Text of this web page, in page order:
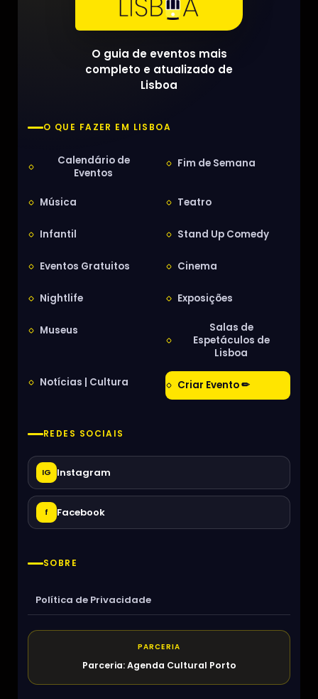
O guia de eventos mais
completo e atualizado de
Lisboa
O QUE FAZER EM LISBOA
Calendário de
Eventos
Fim de Semana
Música Teatro
Infantil Stand Up Comedy
Eventos Gratuitos Cinema
Nightlife Exposições
Museus
Salas de
Espetáculos de
Lisboa
Notícias | Cultura Criar Evento ✏
REDES SOCIAIS
IG Instagram
f Facebook
SOBRE
Política de Privacidade
PARCERIA
Parceria: Agenda Cultural Porto